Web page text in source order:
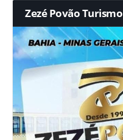
Zezé Povão Turismo